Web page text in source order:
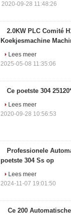
2020-09-28 11:48:26
2.0KW PLC Comité
Koekjesmachine
Lees meer
2025-05-08 11:35:06
Ce poetste 304
Lees meer
2020-09-28 10:56:53
Professionele
poetste 304 Ss op
Lees meer
2024-11-07 19:01:50
Ce 200